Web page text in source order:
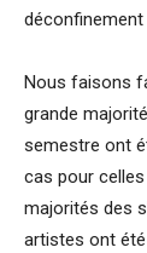
déconfinement
Nous faisons
grande
semestre ont
cas pour
majorités des
artistes ont